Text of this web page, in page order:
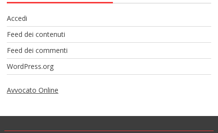
Accedi
Feed dei contenuti
Feed dei commenti
WordPress.org
Avvocato Online